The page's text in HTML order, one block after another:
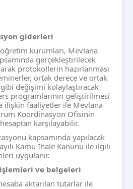
giderleri
kurumları, Mevlana
gerçekleştirilecek
protokollerin hazırlanması
ortak derece ve ortak
değişimi kolaylaştıracak
programlarının geliştirilmesi
ilişkin faaliyetler ile Mevlana
Koordinasyon Ofisinin
karşılayabilir.
kapsamında yapılacak
Kamu İhale Kanunu ile ilgili
uygulanır.
ve belgeleri
aktarılan tutarlar ile